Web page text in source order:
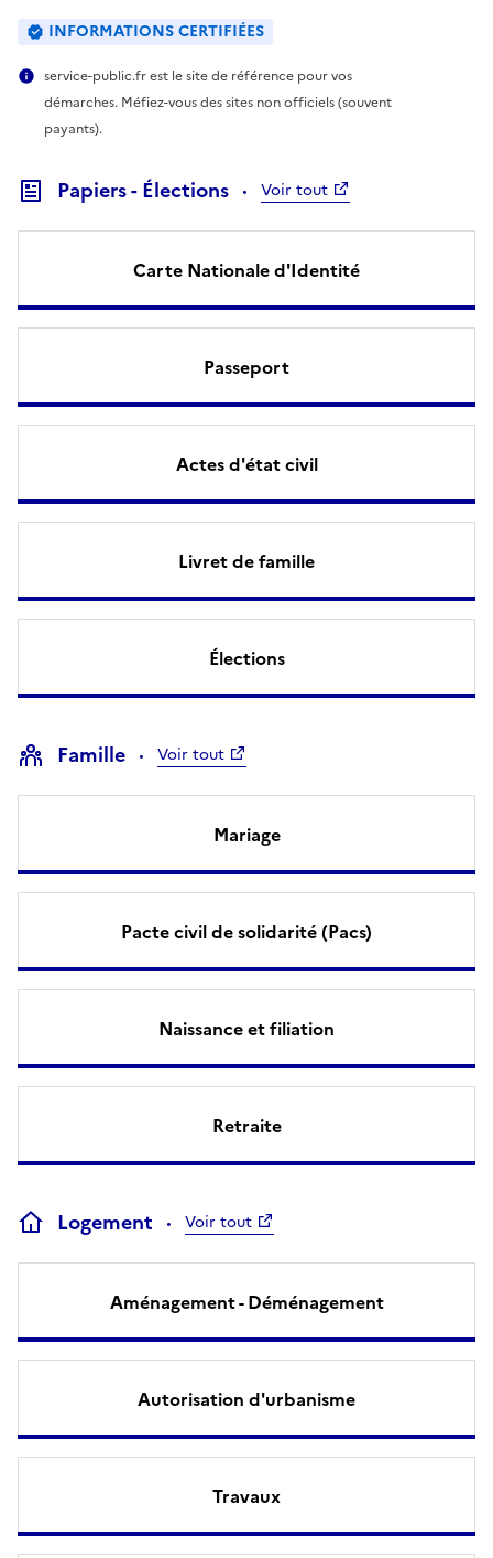
INFORMATIONS CERTIFIÉES
service-public.fr est le site de référence pour vos
démarches. Méfiez-vous des sites non officiels (souvent
payants).
Papiers - Élections Voir tout
Carte Nationale d'Identité
Passeport
Actes d'état civil
Livret de famille
Élections
Famille Voir tout
Mariage
Pacte civil de solidarité (Pacs)
Naissance et filiation
Retraite
Logement Voir tout
Aménagement - Déménagement
Autorisation d'urbanisme
Travaux